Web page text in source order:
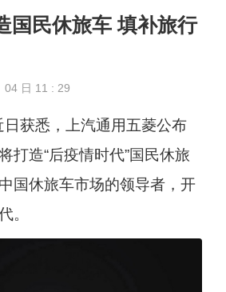
国民休旅车 填补旅行
04 日 11 : 29
日获悉，上汽通用五菱公布
打造“后疫情时代”国民休旅
国休旅车市场的领导者，开
。